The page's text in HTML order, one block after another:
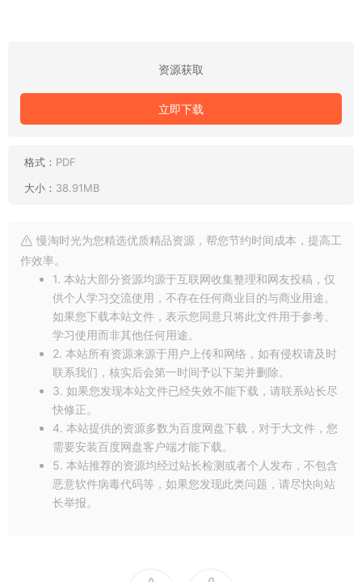
资源获取
立即下载
格式： PDF
大小： 38.91MB
慢淘时光为您精选优质精品资源，帮您节约时间成本，提高工
作效率。
1. 本站大部分资源均源于互联网收集整理和网友投稿，仅
供个人学习交流使用，不存在任何商业目的与商业用途。
如果您下载本站文件，表示您同意只将此文件用于参考、
学习使用而非其他任何用途。
2. 本站所有资源来源于用户上传和网络，如有侵权请及时
联系我们，核实后会第一时间予以下架并删除。
3. 如果您发现本站文件已经失效不能下载，请联系站长尽
快修正。
4. 本站提供的资源多数为百度网盘下载，对于大文件，您
需要安装百度网盘客户端才能下载。
5. 本站推荐的资源均经过站长检测或者个人发布，不包含
恶意软件病毒代码等，如果您发现此类问题，请尽快向站
长举报。